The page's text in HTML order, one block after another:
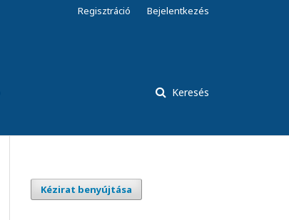
Keresés
Regisztráció Bejelentkezés
Kézirat benyújtása